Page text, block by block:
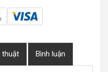
thuật Bình luận